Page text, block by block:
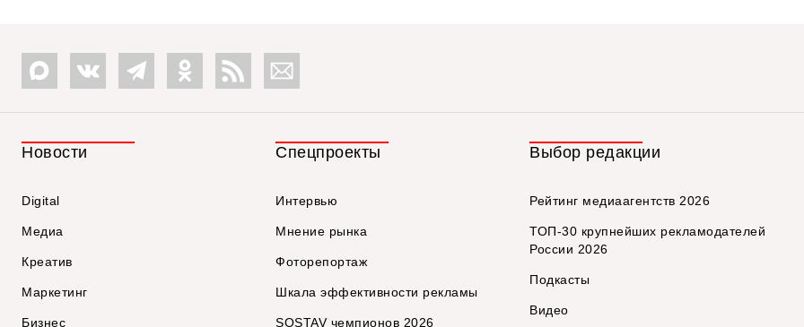
Новости
Digital
Медиа
Креатив
Маркетинг
Бизнес
Спецпроекты
Интервью
Мнение рынка
Фоторепортаж
Шкала эффективности рекламы
SOSTAV чемпионов 2026
Выбор редакции
Рейтинг медиаагентств 2026
ТОП-30 крупнейших рекламодателей
России 2026
Подкасты
Видео